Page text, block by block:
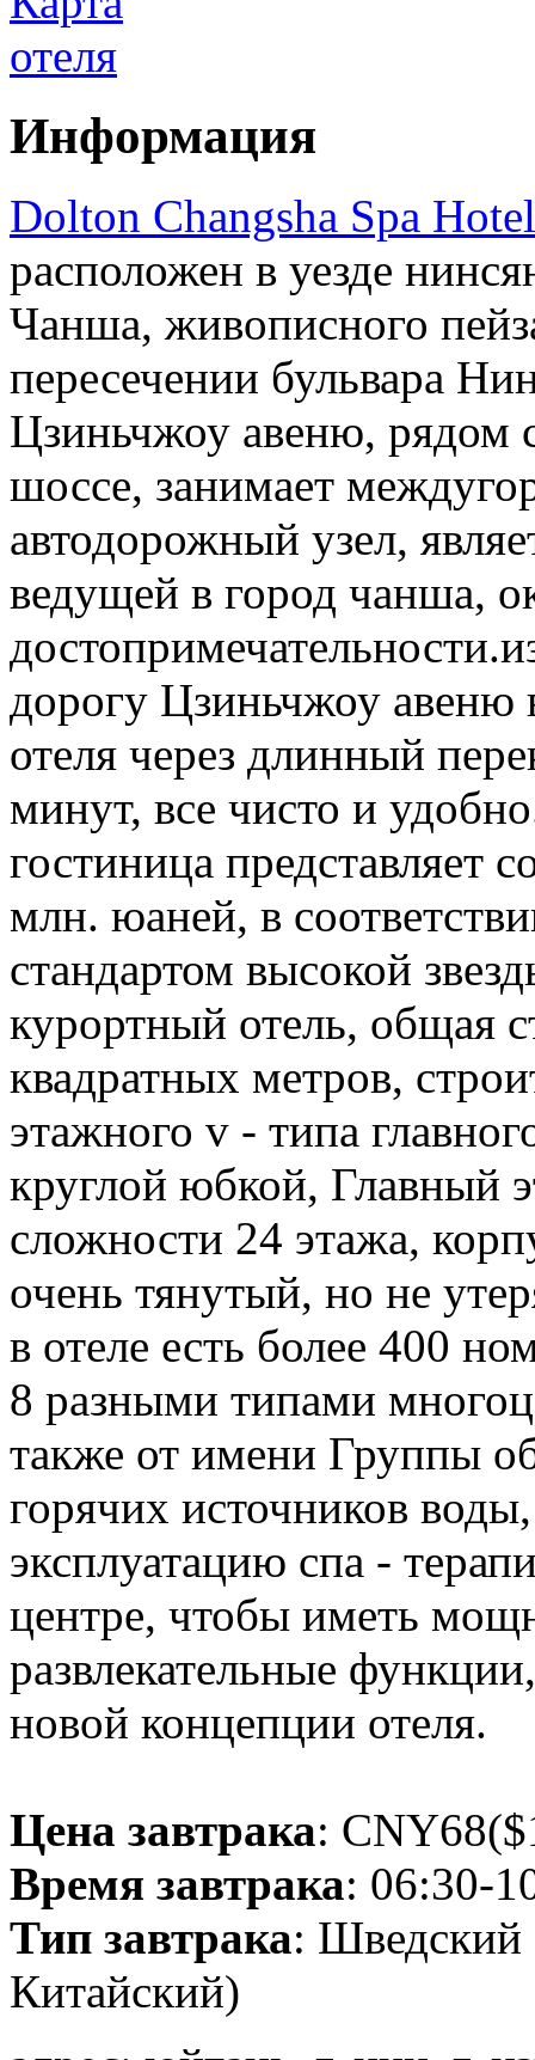
Информация
Dolton Changsha Spa Hotel
расположен в уезде
Чанша, живописного
пересечении бульвара
Цзиньчжоу авеню, рядом
шоссе, занимает
автодорожный узел,
ведущей в город чанша,
дорогу Цзиньчжоу авеню
отеля через длинный
минут, все чисто и
гостиница представляет
млн. юаней, в
стандартом высокой
курортный отель, общая
квадратных метров,
этажного v - типа
круглой юбкой, Главный
сложности 24 этажа,
очень тянутый, но не
в отеле есть более 400
8 разными типами
также от имени Группы
горячих источников
эксплуатацию спа -
центре, чтобы иметь
развлекательные
новой концепции отеля.
Цена завтрака:
Время завтрака: 06:30-
Тип завтрака: Шведский
Китайский)